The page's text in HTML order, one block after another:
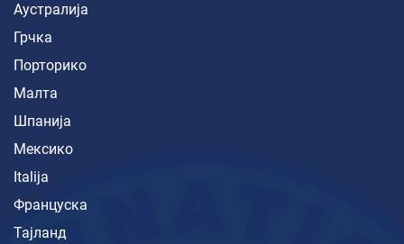
Аустралија
Грчка
Порторико
Малта
Шпанија
Мексико
Italija
Француска
Тајланд